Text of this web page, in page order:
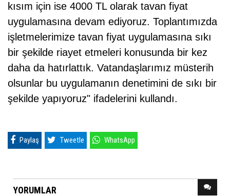
kısım için ise 4000 TL olarak tavan fiyat
uygulamasına devam ediyoruz. Toplantımızda
işletmelerimize tavan fiyat uygulamasına sıkı
bir şekilde riayet etmeleri konusunda bir kez
daha da hatırlattık. Vatandaşlarımız müsterih
olsunlar bu uygulamanın denetimini de sıkı bir
şekilde yapıyoruz" ifadelerini kullandı.
Paylaş Tweetle WhatsApp
YORUMLAR